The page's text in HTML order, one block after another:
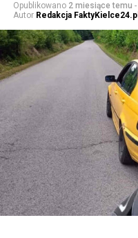
Opublikowano 2 miesiące temu -
Autor Redakcja FaktyKielce24.pl